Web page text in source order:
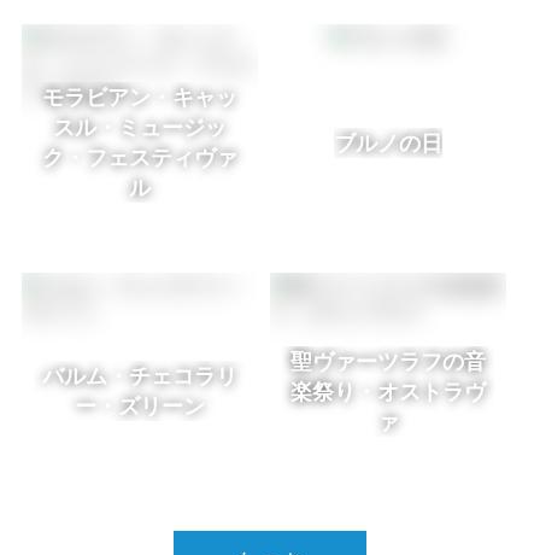
モラビアン・キャッ
スル・ミュージッ
ク・フェスティヴァ
ル
ブルノの日
バルム・チェコラリ
ー・ズリーン
聖ヴァーツラフの音
楽祭り・オストラヴ
ァ